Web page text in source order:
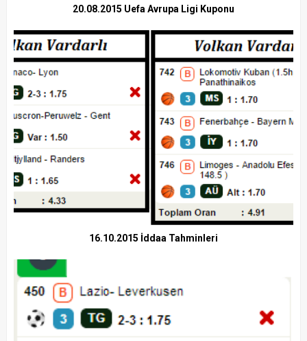
20.08.2015 Uefa Avrupa Ligi Kuponu
16.10.2015 İddaa Tahminleri